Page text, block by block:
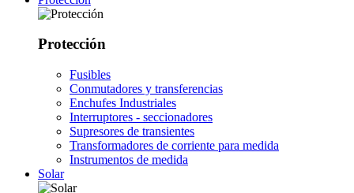
Protección
Fusibles
Conmutadores y transferencias
Enchufes Industriales
Interruptores - seccionadores
Supresores de transientes
Transformadores de corriente para medida
Instrumentos de medida
Solar